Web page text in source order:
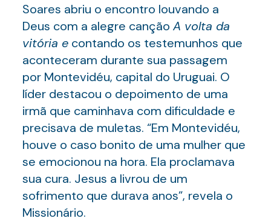
Soares abriu o encontro louvando a
Deus com a alegre canção A volta da
vitória econtando os testemunhos que
aconteceram durante sua passagem
por Montevidéu, capital do Uruguai. O
líder destacou o depoimento de uma
irmã que caminhava com dificuldade e
precisava de muletas. “Em Montevidéu,
houve o caso bonito de uma mulher que
se emocionou na hora. Ela proclamava
sua cura. Jesus a livrou de um
sofrimento que durava anos”, revela o
Missionário.